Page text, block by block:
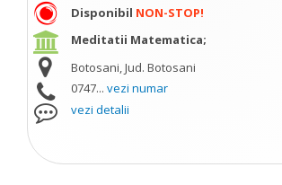
Disponibil NON-STOP!
Meditatii Matematica;
Botosani, Jud. Botosani
0747... vezi numar
vezi detalii